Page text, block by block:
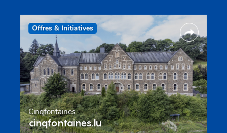
Offres & Initiatives
Cinqfontaines
cinqfontaines.lu